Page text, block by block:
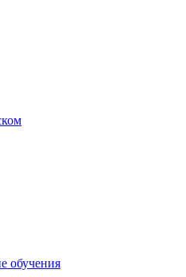
обучения